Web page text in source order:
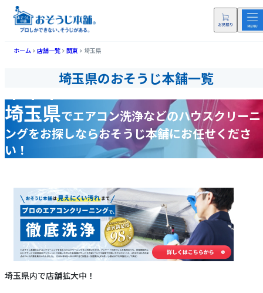
ホーム 店舗一覧 関東 埼玉県
埼玉県のおそうじ本舗一覧
埼玉県でエアコン洗浄などのハウスクリーニ
ングをお探しならおそうじ本舗にお任せくださ
い！
埼玉県内で店舗拡大中！